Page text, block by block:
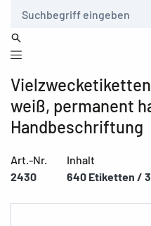
weiß, permanent
Handbeschriftung
Art.-Nr.
2430
Inhalt
640 Etiketten /